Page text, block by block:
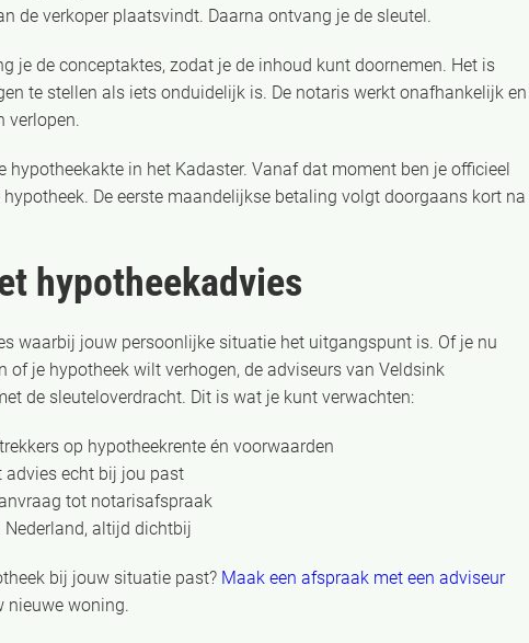
de verkoper plaatsvindt. Daarna ontvang je de sleutel.
je de conceptaktes, zodat je de inhoud kunt doornemen. Het is
te stellen als iets onduidelijk is. De notaris werkt onafhankelijk en
verlopen.
hypotheekakte in het Kadaster. Vanaf dat moment ben je officieel
De eerste maandelijkse betaling volgt doorgaans kort na
hypotheekadvies
waarbij jouw persoonlijke situatie het uitgangspunt is. Of je nu
of je hypotheek wilt verhogen, de adviseurs van Veldsink
de sleuteloverdracht. Dit is wat je kunt verwachten:
op hypotheekrente én voorwaarden
advies echt bij jou past
tot notarisafspraak
altijd dichtbij
bij jouw situatie past? Maak een afspraak met een adviseur
nieuwe woning.